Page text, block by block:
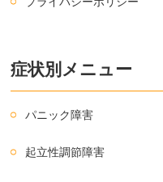
症状別メニュー
パニック障害
起立性調節障害